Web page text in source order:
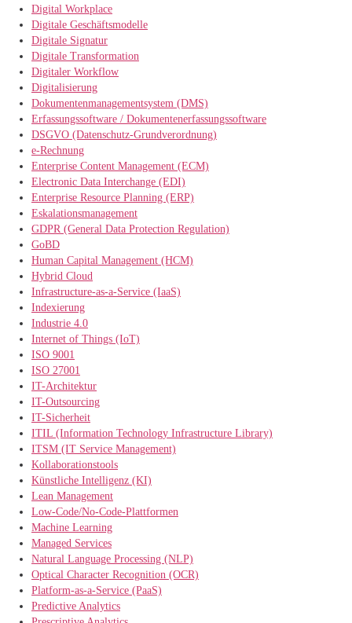
Digital Workplace
Digitale Geschäftsmodelle
Digitale Signatur
Digitale Transformation
Digitaler Workflow
Digitalisierung
Dokumentenmanagementsystem (DMS)
Erfassungssoftware / Dokumentenerfassungssoftware
DSGVO (Datenschutz-Grundverordnung)
e-Rechnung
Enterprise Content Management (ECM)
Electronic Data Interchange (EDI)
Enterprise Resource Planning (ERP)
Eskalationsmanagement
GDPR (General Data Protection Regulation)
GoBD
Human Capital Management (HCM)
Hybrid Cloud
Infrastructure-as-a-Service (IaaS)
Indexierung
Industrie 4.0
Internet of Things (IoT)
ISO 9001
ISO 27001
IT-Architektur
IT-Outsourcing
IT-Sicherheit
ITIL (Information Technology Infrastructure Library)
ITSM (IT Service Management)
Kollaborationstools
Künstliche Intelligenz (KI)
Lean Management
Low-Code/No-Code-Plattformen
Machine Learning
Managed Services
Natural Language Processing (NLP)
Optical Character Recognition (OCR)
Platform-as-a-Service (PaaS)
Predictive Analytics